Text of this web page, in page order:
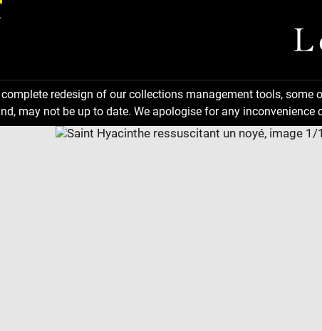
complete redesign of our collections management tools,
may not be up to date. We apologise for any inconvenience